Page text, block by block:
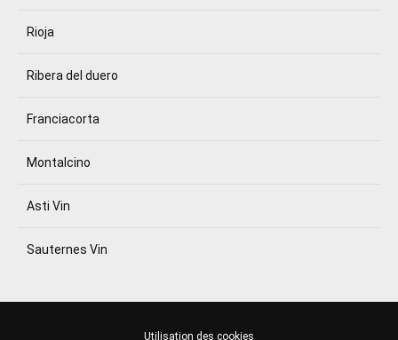
Rioja
Ribera del duero
Franciacorta
Montalcino
Asti Vin
Sauternes Vin
Utilisation des cookies